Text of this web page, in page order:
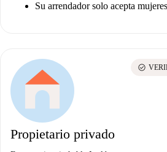
Su arrendador solo acepta mujeres
Propietario privado
check_circle